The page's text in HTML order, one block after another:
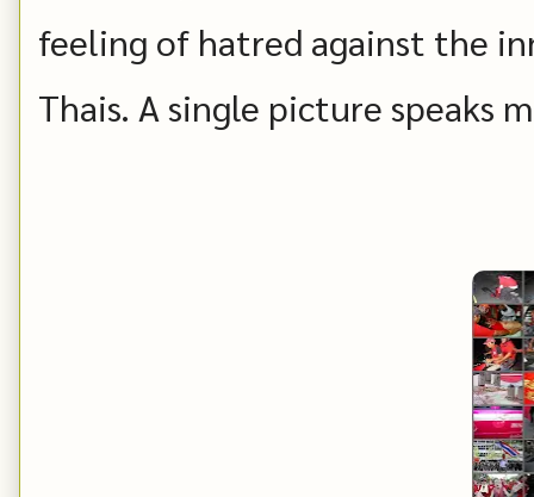
feeling of hatred against the
Thais. A single picture speaks